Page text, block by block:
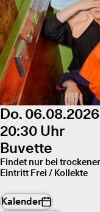
Do. 06.08.2026
20:30 Uhr
Buvette
Findet nur bei
Eintritt Frei / Kollekte
Kalender